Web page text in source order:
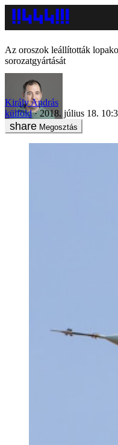
Az oroszok leállították
sorozatgyártását
Király András
külföld
2018. július 18.
Megosztás